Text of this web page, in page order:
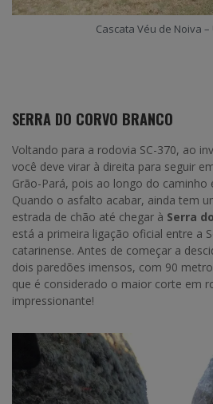
Cascata Véu de Noiva –
SERRA DO CORVO BRANCO
Voltando para a rodovia SC-370, ao
você deve virar à direita para seguir
Grão-Pará, pois ao longo do caminho
Quando o asfalto acabar, ainda tem
estrada de chão até chegar à Serra
está a primeira ligação oficial entre a
catarinense. Antes de começar a
dois paredões imensos, com 90
que é considerado o maior corte em
impressionante!